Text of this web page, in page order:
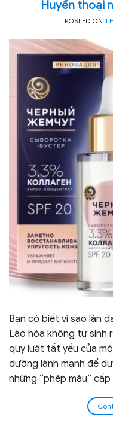
Huyền thoại
POSTED ON
Bạn có biết vì sao làn
Lão hóa không tự sinh
quy luật tất yếu của
dưỡng lành mạnh để
những “phép màu”